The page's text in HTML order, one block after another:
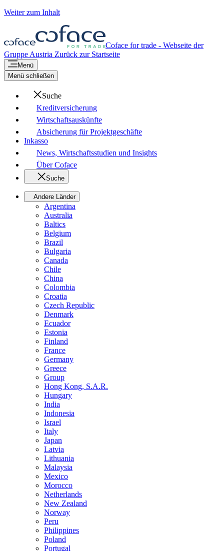
Weiter zum Inhalt
Coface for trade - Webseite der
Gruppe Austria Zurück zur Startseite
Menü
Menü schließen
Suche
Kreditversicherung
Wirtschaftsauskünfte
Absicherung für Projektgeschäfte
Inkasso
News, Wirtschaftsstudien und Insights
Über Coface
Suche
Andere Länder
Argentina
Australia
Baltics
Belgium
Brazil
Bulgaria
Canada
Chile
China
Colombia
Croatia
Czech Republic
Denmark
Ecuador
Estonia
Finland
France
Germany
Greece
Group
Hong Kong, S.A.R.
Hungary
India
Indonesia
Israel
Italy
Japan
Latvia
Lithuania
Malaysia
Mexico
Morocco
Netherlands
New Zealand
Norway
Peru
Philippines
Poland
Portugal